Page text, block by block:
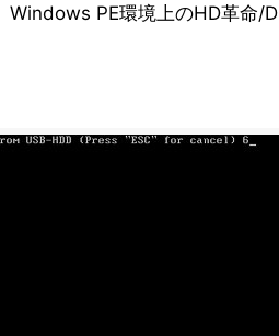
Windows PE環境上のHD革命/